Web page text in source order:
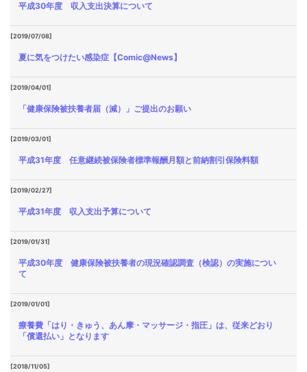
平成30年度 収入支出決算について
[2019/07/08]
夏に気をつけたい感染症【Comic@News】
[2019/04/01]
「健康保険被扶養者届（減）」ご提出のお願い
[2019/03/01]
平成31年度 任意継続被保険者標準報酬月額と前納割引保険料額
[2019/02/27]
平成31年度 収入支出予算について
[2019/01/31]
平成30年度 健康保険被扶養者の現況確認調査（検認）の実施につい
て
[2019/01/01]
療養費「はり・きゅう、あん摩・マッサージ・指圧」は、従来どおり
「償還払い」となります
[2018/11/05]